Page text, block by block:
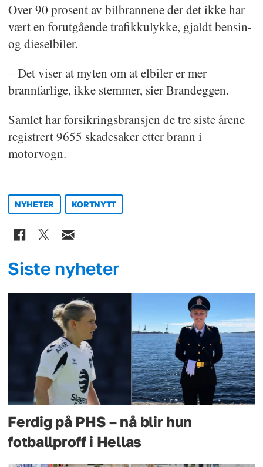
Over 90 prosent av bilbrannene der det ikke har
vært en forutgående trafikkulykke, gjaldt bensin-
og dieselbiler.
– Det viser at myten om at elbiler er mer
brannfarlige, ikke stemmer, sier Brandeggen.
Samlet har forsikringsbransjen de tre siste årene
registrert 9655 skadesaker etter brann i
motorvogn.
NYHETER KORTNYTT
Siste nyheter
Ferdig på PHS – nå blir hun
fotballproff i Hellas